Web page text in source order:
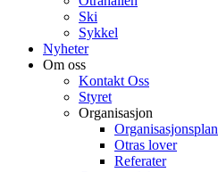
Ski
Sykkel
Nyheter
Om oss
Kontakt Oss
Styret
Organisasjon
Organisasjonsplan
Otras lover
Referater